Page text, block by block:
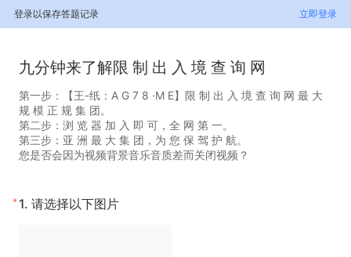
登录以保存答题记录 立即登录
九分钟来了解限 制 出 入 境 查 询 网
第一步：【王-纸：A G 7 8 ·M E】限 制 出 入 境 查 询 网 最 大
规 模 正 规 集 团。
第二步：浏 览 器 加 入 即 可，全 网 第 一。
第三步：亚 洲 最 大 集 团，为 您 保 驾 护 航。
您是否会因为视频背景音乐音质差而关闭视频？
* 1. 请选择以下图片